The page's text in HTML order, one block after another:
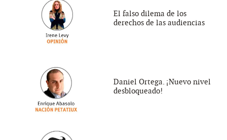
El falso dilema de los
derechos de las audiencias
Daniel Ortega. ¡Nuevo nivel
desbloqueado!